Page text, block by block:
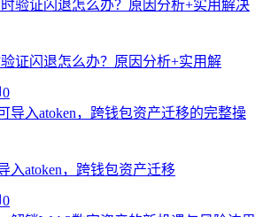
证闪退怎么办？原因分析+实用解
0
入atoken，跨钱包资产迁移
0